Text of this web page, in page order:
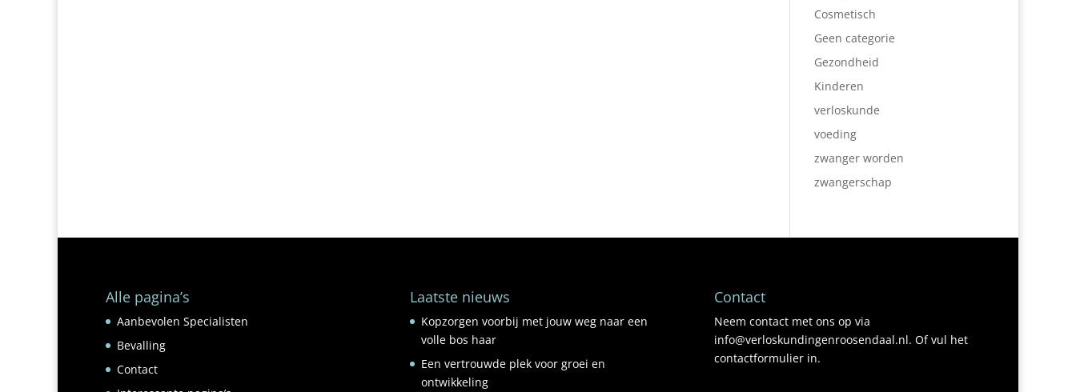
Cosmetisch
Geen categorie
Gezondheid
Kinderen
verloskunde
voeding
zwanger worden
zwangerschap
Alle pagina’s
Aanbevolen Specialisten
Bevalling
Contact
Laatste nieuws
Kopzorgen voorbij met jouw weg naar een
volle bos haar
Een vertrouwde plek voor groei en
ontwikkeling
Contact
Neem contact met ons op via
info@verloskundingenroosendaal.nl. Of vul het
contactformulier in.